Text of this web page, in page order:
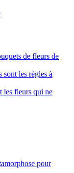
de fleurs de
les règles à
les fleurs qui ne
pour